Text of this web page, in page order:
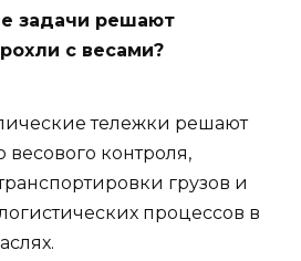
задачи решают
с весами?
тележки решают
весового контроля,
грузов и
процессов в